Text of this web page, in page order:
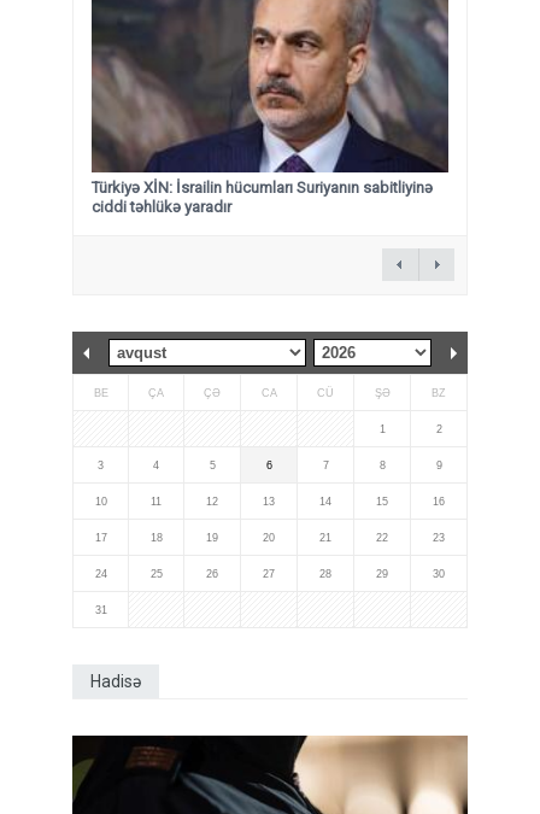
Türkiyə XİN: İsrailin hücumları Suriyanın sabitliyinə
ciddi təhlükə yaradır
BE ÇA ÇƏ CA CÜ ŞƏ BZ
1 2
3 4 5 6 7 8 9
10 11 12 13 14 15 16
17 18 19 20 21 22 23
24 25 26 27 28 29 30
31
Hadisə